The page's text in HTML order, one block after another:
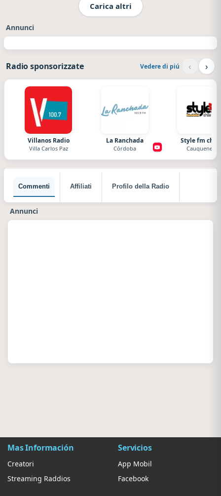
Carica altri
Annunci
Radio sponsorizzate Vedere di piú ‹ ›
Villanos Radio
Villa Carlos Paz
La Ranchada
Córdoba
Style fm chile
Cauquenes
Commenti Affiliati Profilo della Radio
Annunci
Mas Información
Creatori
Streaming Raddios
Servicios
App Mobil
Facebook